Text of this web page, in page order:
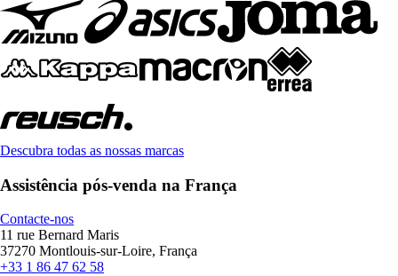
Descubra todas as nossas marcas
Assistência pós-venda na França
Contacte-nos
11 rue Bernard Maris
37270 Montlouis-sur-Loire, França
+33 1 86 47 62 58